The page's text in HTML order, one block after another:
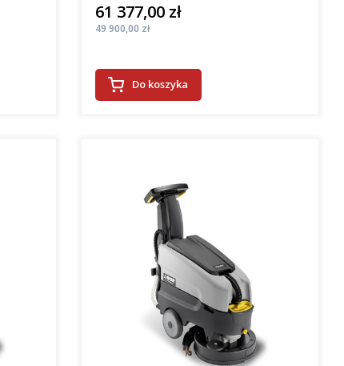
Cena
61 377,00 zł
Cena
49 900,00 zł
Do koszyka